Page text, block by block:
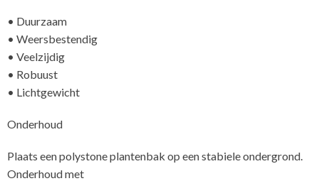
• Duurzaam
• Weersbestendig
• Veelzijdig
• Robuust
• Lichtgewicht
Onderhoud
Plaats een polystone plantenbak op een stabiele ondergrond.
Onderhoud met